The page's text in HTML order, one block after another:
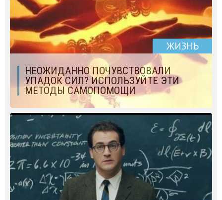
ЖИЗНЬ
НЕОЖИДАННО ПОЧУВСТВОВАЛИ
УПАДОК СИЛ? ИСПОЛЬЗУЙТЕ ЭТИ
МЕТОДЫ САМОПОМОЩИ